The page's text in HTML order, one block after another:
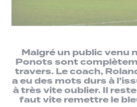
Malgré un public venu
Ponots sont
travers. Le coach,
a eu des mots durs à
à très vite oublier. Il
faut vite remettre le